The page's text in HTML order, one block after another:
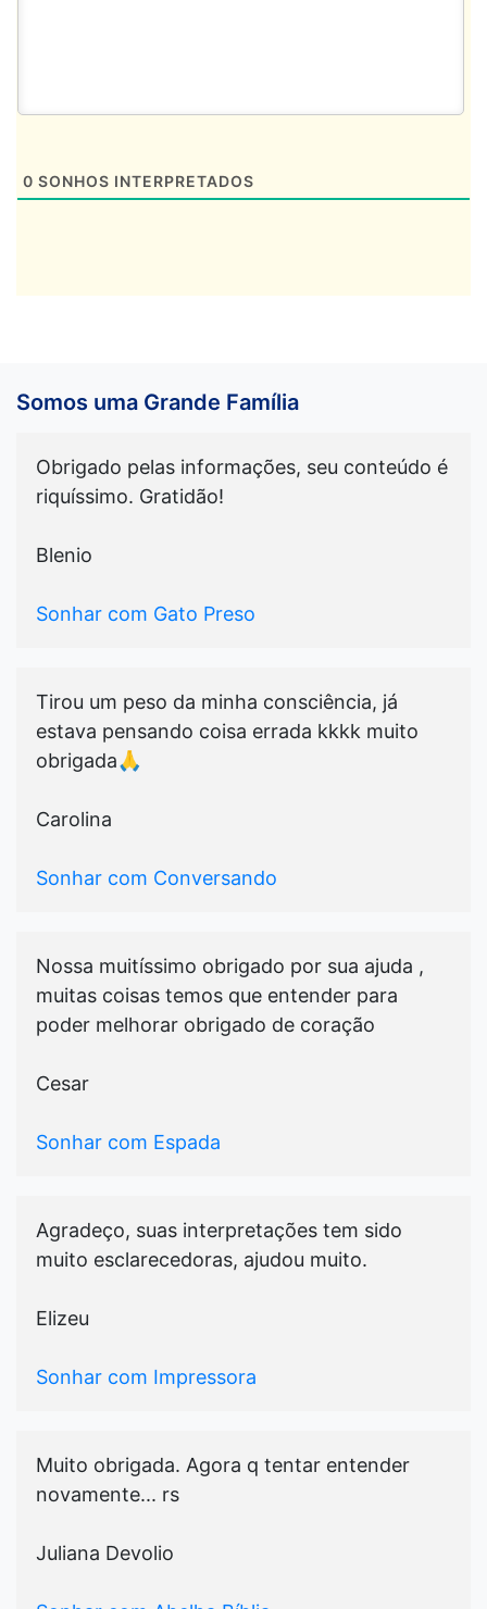
0 SONHOS INTERPRETADOS
Somos uma Grande Família
Obrigado pelas informações, seu conteúdo é
riquíssimo. Gratidão!
Blenio
Sonhar com Gato Preso
Tirou um peso da minha consciência, já
estava pensando coisa errada kkkk muito
obrigada🙏
Carolina
Sonhar com Conversando
Nossa muitíssimo obrigado por sua ajuda ,
muitas coisas temos que entender para
poder melhorar obrigado de coração
Cesar
Sonhar com Espada
Agradeço, suas interpretações tem sido
muito esclarecedoras, ajudou muito.
Elizeu
Sonhar com Impressora
Muito obrigada. Agora q tentar entender
novamente... rs
Juliana Devolio